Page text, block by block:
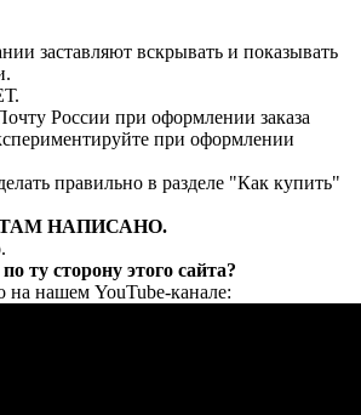
заставляют вскрывать и показывать
России при оформлении заказа
при оформлении
правильно в разделе "Как купить"
ТАМ НАПИСАНО.
ту сторону этого сайта?
нашем YouTube-канале: